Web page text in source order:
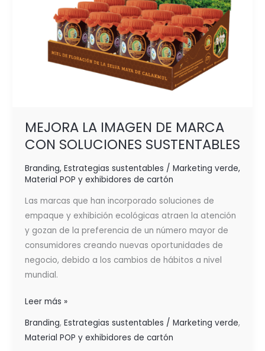
MEJORA LA IMAGEN DE MARCA
CON SOLUCIONES SUSTENTABLES
Branding, Estrategias sustentables / Marketing verde,
Material POP y exhibidores de cartón
Las marcas que han incorporado soluciones de
empaque y exhibición ecológicas atraen la atención
y gozan de la preferencia de un número mayor de
consumidores creando nuevas oportunidades de
negocio, debido a los cambios de hábitos a nivel
mundial.
Leer más »
Branding, Estrategias sustentables / Marketing verde,
Material POP y exhibidores de cartón